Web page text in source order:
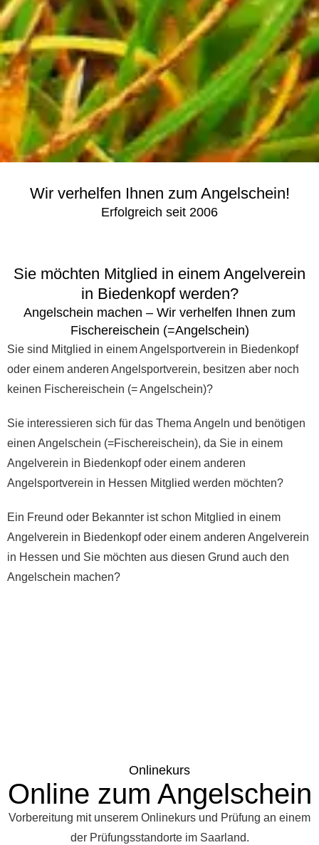
Wir verhelfen Ihnen zum Angelschein!
Erfolgreich seit 2006
Sie möchten Mitglied in einem Angelverein
in Biedenkopf werden?
Angelschein machen – Wir verhelfen Ihnen zum
Fischereischein (=Angelschein)
Sie sind Mitglied in einem Angelsportverein in Biedenkopf
oder einem anderen Angelsportverein, besitzen aber noch
keinen Fischereischein (= Angelschein)?
Sie interessieren sich für das Thema Angeln und benötigen
einen Angelschein (=Fischereischein), da Sie in einem
Angelverein in Biedenkopf oder einem anderen
Angelsportverein in Hessen Mitglied werden möchten?
Ein Freund oder Bekannter ist schon Mitglied in einem
Angelverein in Biedenkopf oder einem anderen Angelverein
in Hessen und Sie möchten aus diesen Grund auch den
Angelschein machen?
Onlinekurs
Online zum Angelschein
Vorbereitung mit unserem Onlinekurs und Prüfung an einem
der Prüfungsstandorte im Saarland.